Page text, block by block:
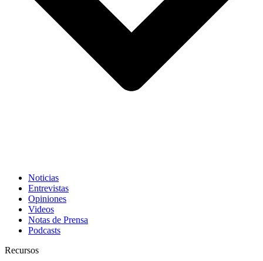
Noticias
Entrevistas
Opiniones
Videos
Notas de Prensa
Podcasts
Recursos